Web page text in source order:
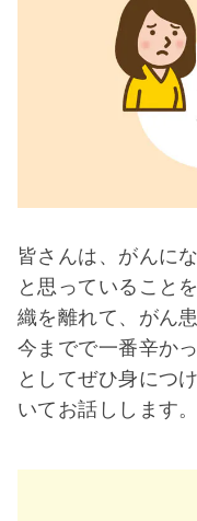
皆さんは、がんに
と思っていること
織を離れて、がん
今までで一番辛か
としてぜひ身につ
いてお話しします。